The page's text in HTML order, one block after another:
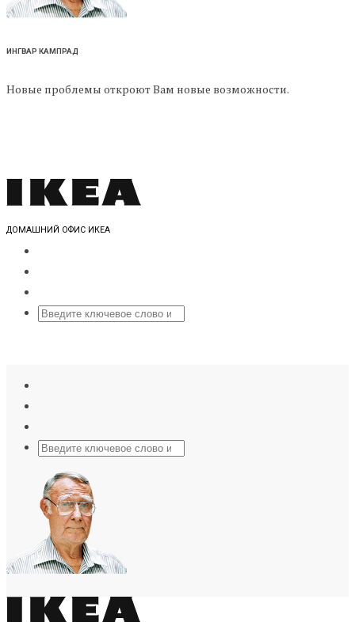
ИНГВАР КАМПРАД
Новые проблемы откроют Вам новые возможности.
ДОМАШНИЙ ОФИС ИКЕА